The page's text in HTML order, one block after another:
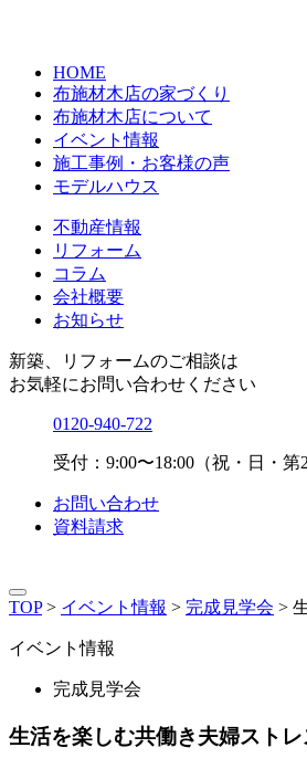
HOME
布施材木店の家づくり
布施材木店について
イベント情報
施工事例・お客様の声
モデルハウス
不動産情報
リフォーム
コラム
会社概要
お知らせ
新築、リフォームのご相談は
お気軽にお問い合わせください
0120-940-722
受付：9:00〜18:00（祝・日・第
お問い合わせ
資料請求
TOP > イベント情報 > 完成見学会 >
イベント情報
完成見学会
生活を楽しむ共働き夫婦スト